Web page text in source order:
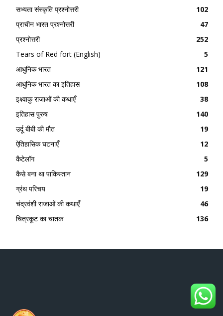
सभ्यता संस्कृति प्रश्नोत्तरी
102
प्राचीन भारत प्रश्नोत्तरी
47
प्रश्नोत्तरी
252
Tears of Red fort (English)
5
आधुनिक भारत
121
आधुनिक भारत का इतिहास
108
इक्ष्वाकु राजाओं की कथाएँ
38
इतिहास पुरुष
140
उर्दू बीबी की मौत
19
ऐतिहासिक घटनाएँ
12
कैटेलॉग
5
कैसे बना था पाकिस्तान
129
ग्रंथ परिचय
19
चंद्रवंशी राजाओं की कथाएँ
46
चित्रकूट का चातक
136